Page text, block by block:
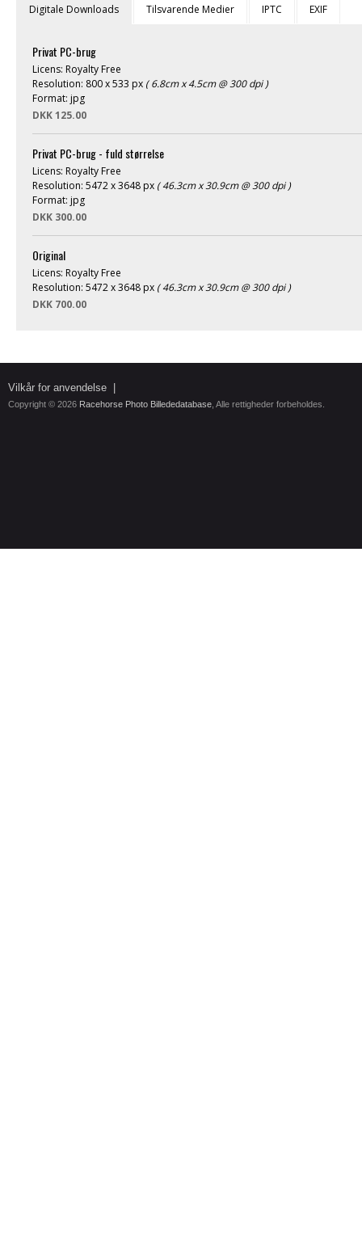
Digitale Downloads Tilsvarende Medier IPTC EXIF
Privat PC-brug
Licens: Royalty Free
Resolution: 800 x 533 px ( 6.8cm x 4.5cm @ 300 dpi )
Format: jpg
DKK 125.00
Privat PC-brug - fuld størrelse
Licens: Royalty Free
Resolution: 5472 x 3648 px ( 46.3cm x 30.9cm @ 300 dpi )
Format: jpg
DKK 300.00
Original
Licens: Royalty Free
Resolution: 5472 x 3648 px ( 46.3cm x 30.9cm @ 300 dpi )
DKK 700.00
Vilkår for anvendelse
Copyright © 2026 Racehorse Photo Billededatabase , Alle rettigheder forbeholdes.